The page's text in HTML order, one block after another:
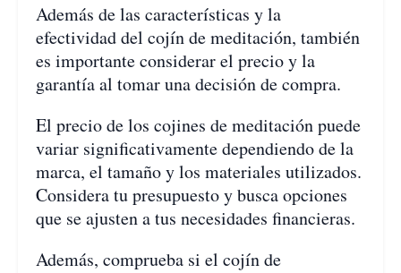
Además de las características y la
efectividad del cojín de meditación, también
es importante considerar el precio y la
garantía al tomar una decisión de compra.
El precio de los cojines de meditación puede
variar significativamente dependiendo de la
marca, el tamaño y los materiales utilizados.
Considera tu presupuesto y busca opciones
que se ajusten a tus necesidades financieras.
Además, comprueba si el cojín de